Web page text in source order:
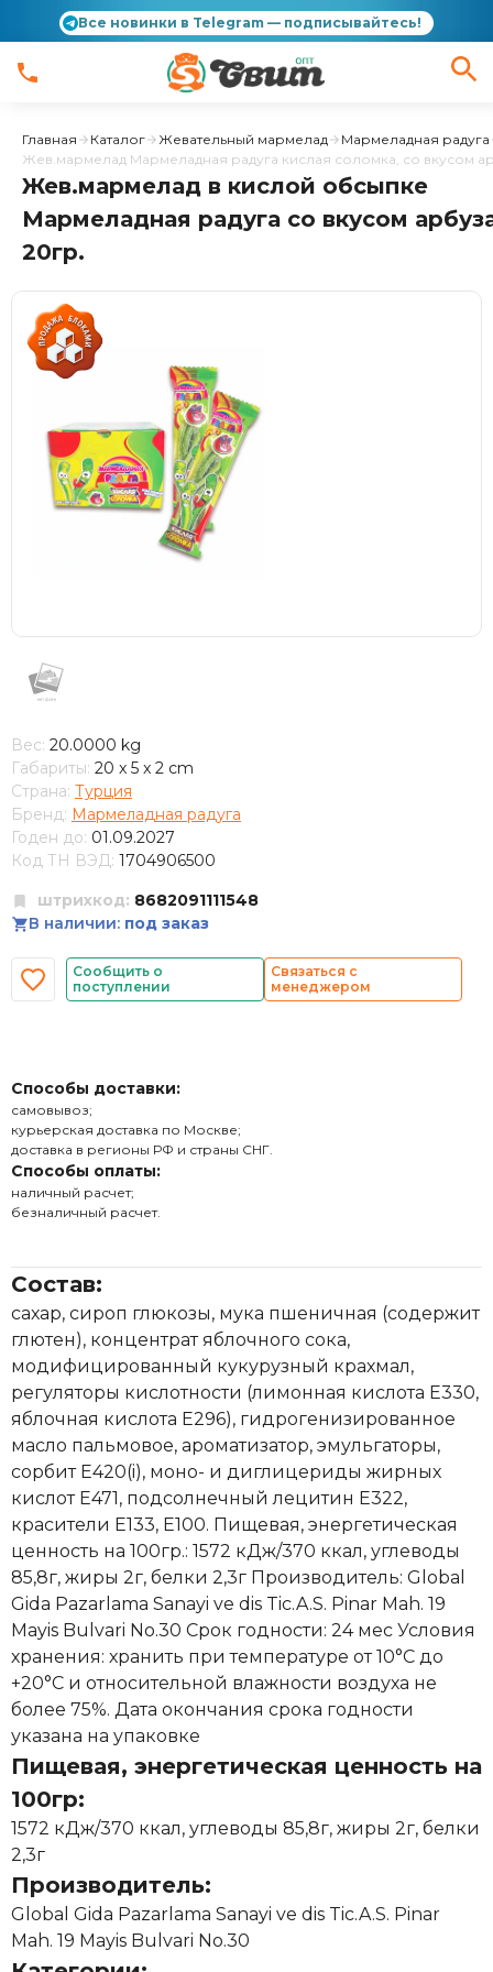
Все новинки в Telegram — подписывайтесь!
Главная Каталог Жевательный мармелад
Мармеладная радуга
Жев.мармелад Мармеладная радуга кислая соломка, со вкусом
Жев.мармелад в кислой обсыпке
Мармеладная радуга со вкусом
20гр.
Вес: 20.0000 kg
Габариты: 20 x 5 x 2 cm
Страна: Турция
Бренд: Мармеладная радуга
Годен до: 01.09.2027
Код ТН ВЭД: 1704906500
штрихкод: 8682091111548
В наличии: под заказ
Сообщить о
поступлении
Связаться с
менеджером
Способы доставки:
самовывоз;
курьерская доставка по Москве;
доставка в регионы РФ и страны СНГ.
Способы оплаты:
наличный расчет;
безналичный расчет.
Состав:
сахар, сироп глюкозы, мука пшеничная (содержит
глютен), концентрат яблочного сока,
модифицированный кукурузный крахмал,
регуляторы кислотности (лимонная кислота Е330,
яблочная кислота Е296), гидрогенизированное
масло пальмовое, ароматизатор, эмульгаторы,
сорбит Е420(i), моно- и диглицериды жирных
кислот Е471, подсолнечный лецитин Е322,
красители Е133, Е100. Пищевая, энергетическая
ценность на 100гр.: 1572 кДж/370 ккал, углеводы
85,8г, жиры 2г, белки 2,3г Производитель: Global
Gida Pazarlama Sanayi ve dis Tic.A.S. Pinar Mah. 19
Mayis Bulvari No.30 Срок годности: 24 мес Условия
хранения: хранить при температуре от 10°С до
+20°С и относительной влажности воздуха не
более 75%. Дата окончания срока годности
указана на упаковке
Пищевая, энергетическая ценность на
100гр:
1572 кДж/370 ккал, углеводы 85,8г, жиры 2г, белки
2,3г
Производитель:
Global Gida Pazarlama Sanayi ve dis Tic.A.S. Pinar
Mah. 19 Mayis Bulvari No.30